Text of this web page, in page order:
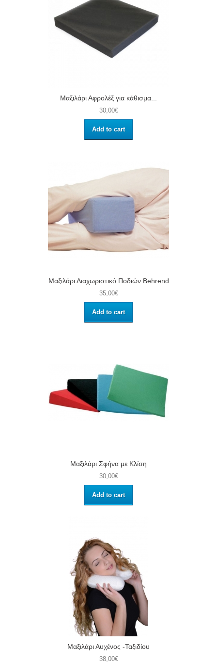
Μαξιλάρι Αφρολέξ για κάθισμα...
30,00€
Add to cart
Μαξιλάρι Διαχωριστικό Ποδιών Behrend
35,00€
Add to cart
Μαξιλάρι Σφήνα με Κλίση
30,00€
Add to cart
Μαξιλάρι Αυχένος -Ταξιδίου
38,00€